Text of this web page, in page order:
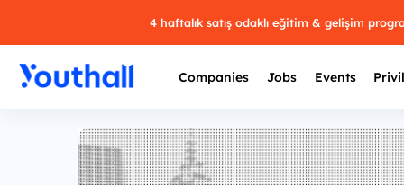
4 haftalık satış odaklı eğitim & gelişim
Companies Jobs Events